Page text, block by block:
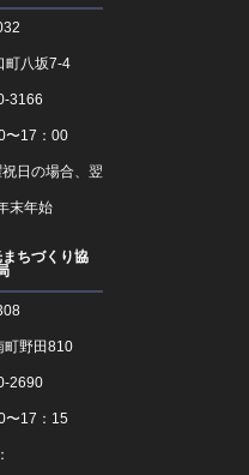
町八坂7-4
3166
〜17：00
日の場合、翌
末年始
まちづくり協
町野田810
2690
〜17：15